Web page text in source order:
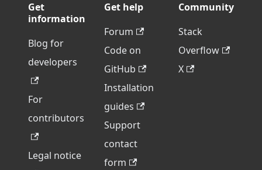
Get
information
Blog for
developers
For
contributors
Legal notice
Get help
Forum
Code on
GitHub
Installation
guides
Support
contact
form
Community
Stack
Overflow
X